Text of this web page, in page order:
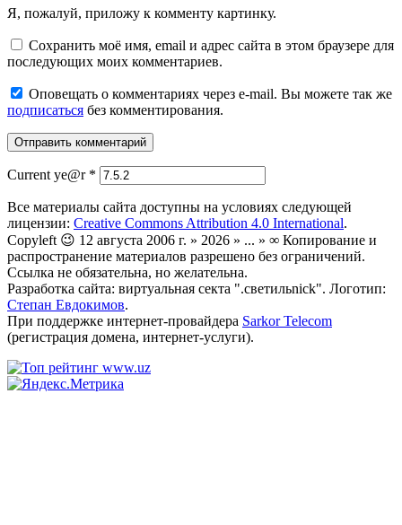
Я, пожалуй, приложу к комменту картинку.
Сохранить моё имя, email и адрес сайта в этом браузере для
последующих моих комментариев.
Оповещать о комментариях через e-mail. Вы можете так же
подписаться без комментирования.
Current ye@r *
Все материалы сайта доступны на условиях следующей
лицензии: Creative Commons Attribution 4.0 International.
Copyleft 😉 12 августа 2006 г. » 2026 » ... » ∞ Копирование и
распространение материалов разрешено без ограничений.
Ссылка не обязательна, но желательна.
Разработка сайта: виртуальная секта ".светильnick". Логотип:
Степан Евдокимов.
При поддержке интернет-провайдера Sarkor Telecom
(регистрация домена, интернет-услуги).